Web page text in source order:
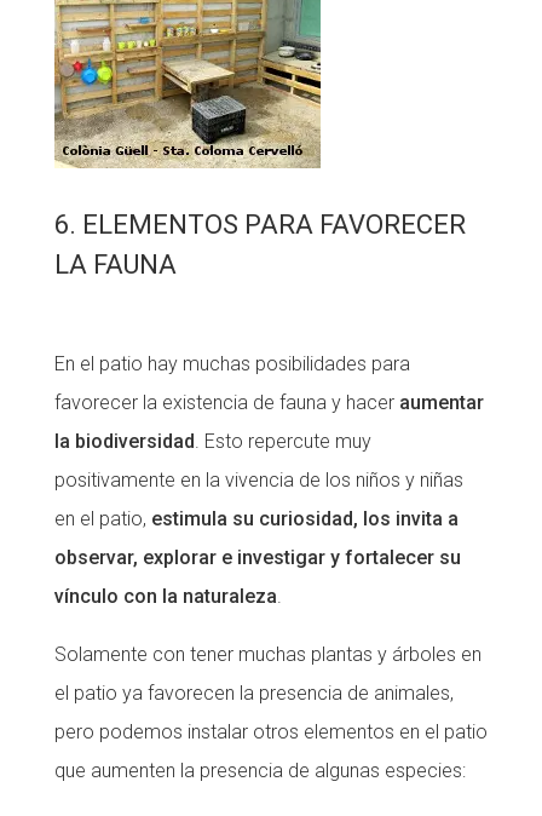
6. ELEMENTOS PARA FAVORECER
LA FAUNA
En el patio hay muchas posibilidades para
favorecer la existencia de fauna y hacer aumentar
la biodiversidad. Esto repercute muy
positivamente en la vivencia de los niños y niñas
en el patio, estimula su curiosidad, los invita a
observar, explorar e investigar y fortalecer su
vínculo con la naturaleza.
Solamente con tener muchas plantas y árboles en
el patio ya favorecen la presencia de animales,
pero podemos instalar otros elementos en el patio
que aumenten la presencia de algunas especies: